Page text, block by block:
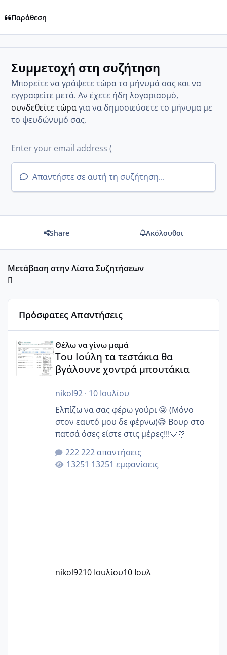
Παράθεση
Συμμετοχή στη συζήτηση
Μπορείτε να γράψετε τώρα το μήνυμά σας και να
εγγραφείτε μετά. Αν έχετε ήδη λογαριασμό,
συνδεθείτε τώραγια να δημοσιεύσετε το μήνυμα με
το ψευδώνυμό σας.
Απαντήστε σε αυτή τη συζήτηση...
Share Ακόλουθοι
Μετάβαση στην Λίστα Συζητήσεων
Πρόσφατες Απαντήσεις
Θέλω να γίνω μαμά
Του Ιούλη τα τεστάκια θα
βγάλουνε χοντρά μπουτάκια
nikol92· 10 Ιουλίου
Ελπίζω να σας φέρω γούρι 😜 (Μόνο
στον εαυτό μου δε φέρνω)😅 Βουρ στο
πατσά όσες είστε στις μέρες!!!💙🩷
222 απαντήσεις
13251 εμφανίσεις
nikol9210 Ιουλίου10 Ιουλ